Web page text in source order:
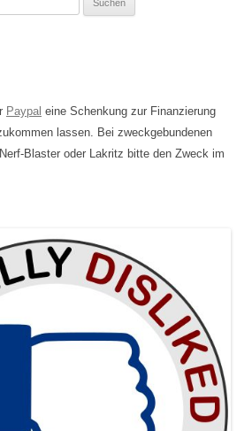
Paypal eine Schenkung zur Finanzierung
lassen. Bei zweckgebundenen
Blaster oder Lakritz bitte den Zweck im